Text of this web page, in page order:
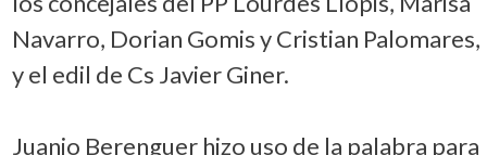
Navarro, Dorian Gomis y Cristian Palomares,
y el edil de Cs Javier Giner.
Juanjo Berenguer hizo uso de la palabra para